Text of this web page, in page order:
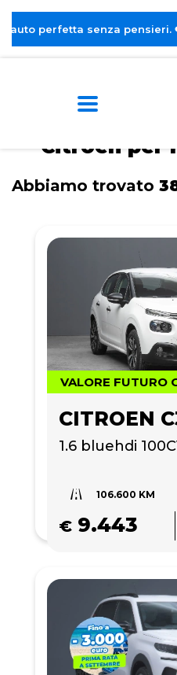
Citroen per
Abbiamo trovato
VALORE FUTURO
CITROEN
1.6 bluehdi
106.600 KM
€ 9.443